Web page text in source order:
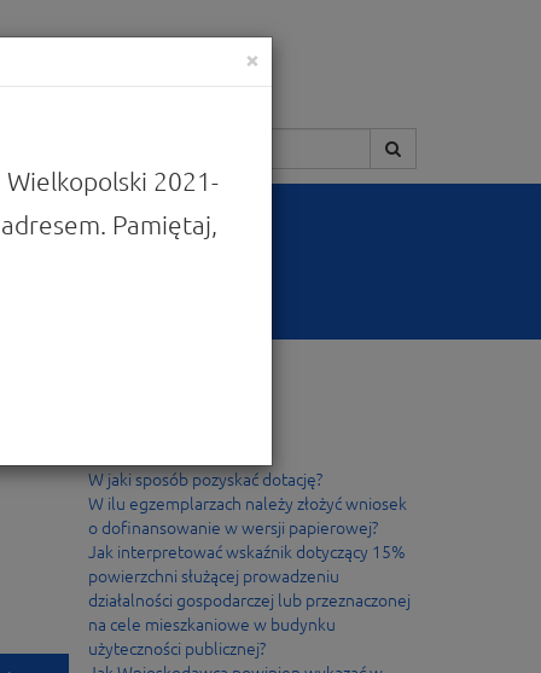
W jaki sposób pozyskać dotację?
W ilu egzemplarzach należy złożyć wniosek
o dofinansowanie w wersji papierowej?
Jak interpretować wskaźnik dotyczący 15%
powierzchni służącej prowadzeniu
działalności gospodarczej lub przeznaczonej
na cele mieszkaniowe w budynku
użyteczności publicznej?
×
2021-
Pamiętaj,